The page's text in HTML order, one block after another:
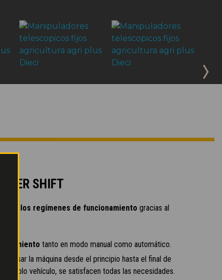
SHIFT
los regímenes de funcionamiento gracias al
tanto en modo manual como automático.
usar la máquina desde el principio hasta el final de
un solo vehículo, se satisfacen todas las necesidades.